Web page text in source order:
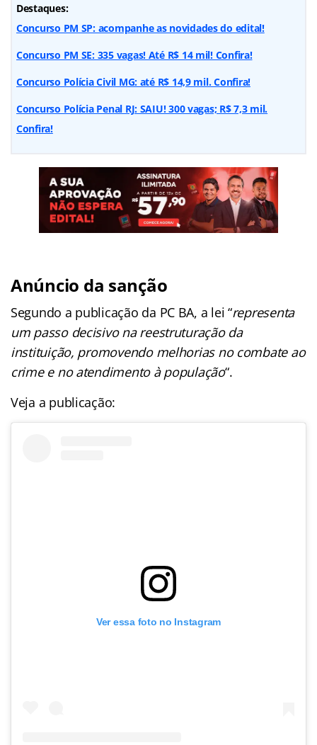
Destaques:
Concurso PM SP: acompanhe as novidades do edital!
Concurso PM SE: 335 vagas! Até R$ 14 mil! Confira!
Concurso Polícia Civil MG: até R$ 14,9 mil. Confira!
Concurso Polícia Penal RJ: SAIU! 300 vagas; R$ 7,3 mil.
Confira!
Anúncio da sanção
Segundo a publicação da PC BA, a lei “representa
um passo decisivo na reestruturação da
instituição, promovendo melhorias no combate ao
crime e no atendimento à população“.
Veja a publicação:
Ver essa foto no Instagram